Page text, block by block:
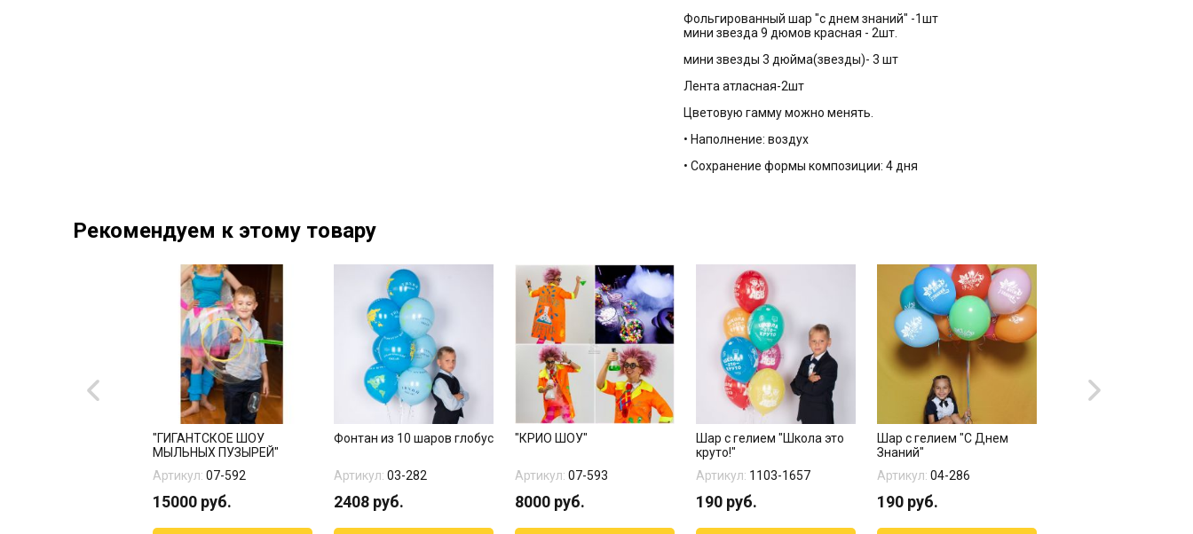
Фольгированный шар "с днем знаний" -1шт
мини звезда 9 дюмов красная - 2шт.
мини звезды 3 дюйма(звезды)- 3 шт
Лента атласная-2шт
Цветовую гамму можно менять.
• Наполнение: воздух
• Сохранение формы композиции: 4 дня
Рекомендуем к этому товару
"ГИГАНТСКОЕ ШОУ
МЫЛЬНЫХ ПУЗЫРЕЙ"
Артикул: 07-592
15000 руб.
Фонтан из 10 шаров глобус
Артикул: 03-282
2408 руб.
"КРИО ШОУ"
Артикул: 07-593
8000 руб.
Шар с гелием "Школа это
круто!"
Артикул: 1103-1657
190 руб.
Шар с гелием "С Днем
Знаний"
Артикул: 04-286
190 руб.